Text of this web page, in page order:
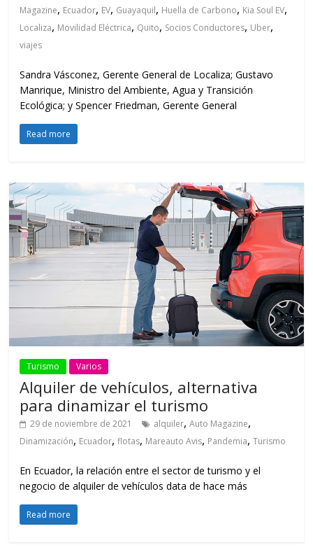
Magazine, Ecuador, EV, Guayaquil, Huella de Carbono, Kia Soul EV,
Localiza, Movilidad Eléctrica, Quito, Socios Conductores, Uber,
viajes
Sandra Vásconez, Gerente General de Localiza; Gustavo
Manrique, Ministro del Ambiente, Agua y Transición
Ecológica; y Spencer Friedman, Gerente General
Read more
Turismo Varios
Alquiler de vehículos, alternativa
para dinamizar el turismo
29 de noviembre de 2021 alquiler,Auto Magazine,
Dinamización, Ecuador,flotas, Mareauto Avis, Pandemia,Turismo
En Ecuador, la relación entre el sector de turismo y el
negocio de alquiler de vehículos data de hace más
Read more